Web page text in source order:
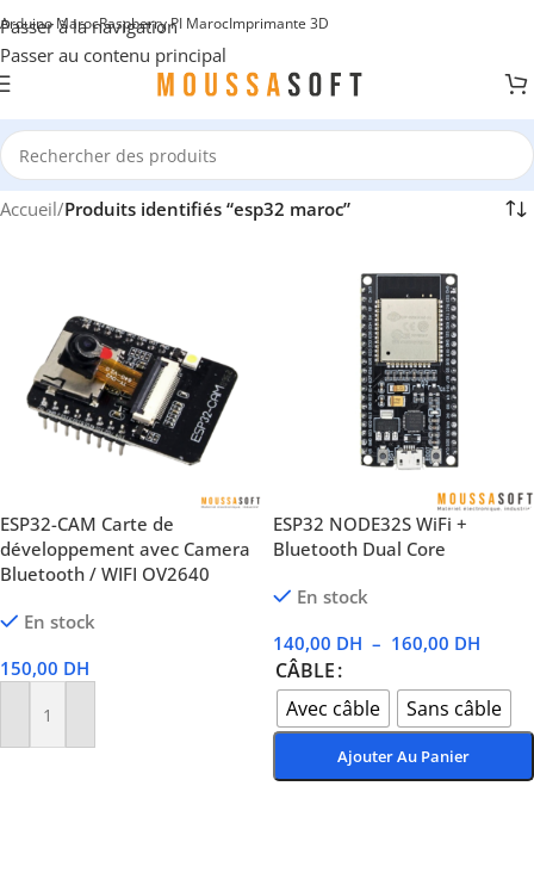
Passer à la navigation
Passer au contenu principal
Arduino MarocRaspberry PI MarocImprimante 3D
Accueil/Produits identifiés “esp32 maroc”
ESP32-CAM Carte de
développement avec Camera
Bluetooth / WIFI OV2640
En stock
150,00 DH
Ajouter Au Panier
ESP32 NODE32S WiFi +
Bluetooth Dual Core
En stock
140,00 DH – 160,00 DH
CÂBLE
Avec câble
Sans câble
Ajouter Au Panier